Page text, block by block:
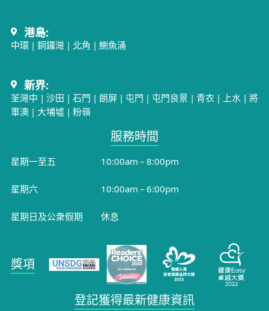
港島:
中環| 銅鑼灣 | 北角 | 鰂魚涌
新界:
荃灣中 | 沙田 | 石門 | 朗屏| 屯門 | 屯門良景 | 青衣 | 上水 | 將
軍澳| 大埔墟| 粉嶺
服務時間​
星期一至五 10:00am – 8:00pm
星期六 10:00am – 6:00pm
星期日及公衆假期 休息
登記獲得最新健康資訊
獎項